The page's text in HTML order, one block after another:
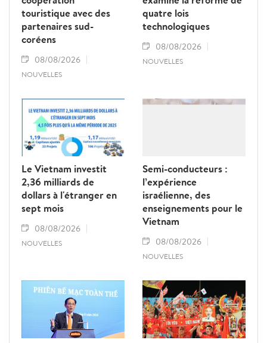
touristique avec des
partenaires sud-
coréens
08/08/2026
NOUVELLES
quatre lois
technologiques
08/08/2026
NOUVELLES
Le Vietnam investit
2,36 milliards de
dollars à l'étranger en
sept mois
08/08/2026
NOUVELLES
Semi-conducteurs :
l’expérience
israélienne, des
enseignements pour le
Vietnam
08/08/2026
NOUVELLES